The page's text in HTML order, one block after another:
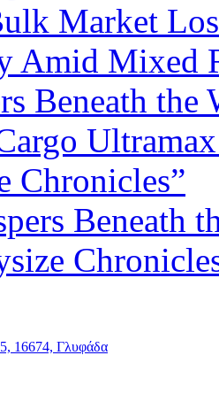
Market
Amid Mixed
Beneath
16674, Γλυφάδα